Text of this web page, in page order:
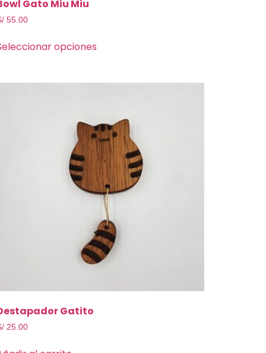
Gato Miu Miu
55.00
opciones
Gatito
25.00